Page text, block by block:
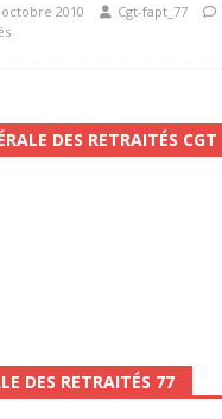
2010 Cgt-fapt_77
DES RETRAITÉS CGT
DES RETRAITÉS 77